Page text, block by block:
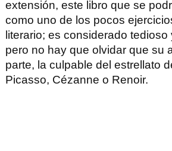
extensión, este libro que se
como uno de los pocos
literario; es considerado tedioso
pero no hay que olvidar que su
parte, la culpable del estrellato
Picasso, Cézanne o Renoir.